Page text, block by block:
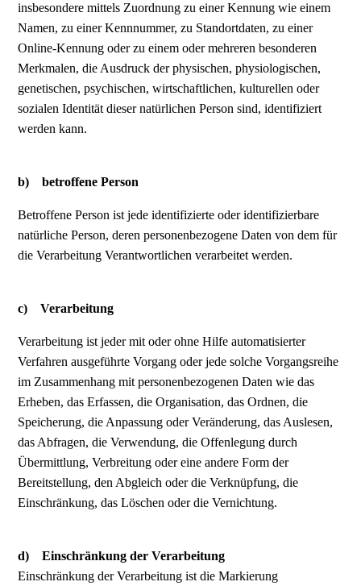
insbesondere mittels Zuordnung zu einer Kennung wie einem
Namen, zu einer Kennnummer, zu Standortdaten, zu einer
Online-Kennung oder zu einem oder mehreren besonderen
Merkmalen, die Ausdruck der physischen, physiologischen,
genetischen, psychischen, wirtschaftlichen, kulturellen oder
sozialen Identität dieser natürlichen Person sind, identifiziert
werden kann.
b) betroffene Person
Betroffene Person ist jede identifizierte oder identifizierbare
natürliche Person, deren personenbezogene Daten von dem für
die Verarbeitung Verantwortlichen verarbeitet werden.
c) Verarbeitung
Verarbeitung ist jeder mit oder ohne Hilfe automatisierter
Verfahren ausgeführte Vorgang oder jede solche Vorgangsreihe
im Zusammenhang mit personenbezogenen Daten wie das
Erheben, das Erfassen, die Organisation, das Ordnen, die
Speicherung, die Anpassung oder Veränderung, das Auslesen,
das Abfragen, die Verwendung, die Offenlegung durch
Übermittlung, Verbreitung oder eine andere Form der
Bereitstellung, den Abgleich oder die Verknüpfung, die
Einschränkung, das Löschen oder die Vernichtung.
d) Einschränkung der Verarbeitung
Einschränkung der Verarbeitung ist die Markierung